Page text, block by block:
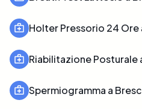
Holter Pressorio 24 Ore
Riabilitazione Posturale
Spermiogramma a